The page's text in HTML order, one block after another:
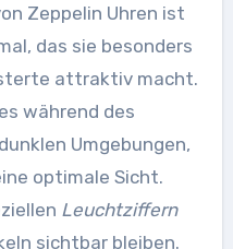
Zeppelin Uhren ist
das sie besonders
attraktiv macht.
während des
Umgebungen,
optimale Sicht.
Leuchtziffern
sichtbar bleiben.